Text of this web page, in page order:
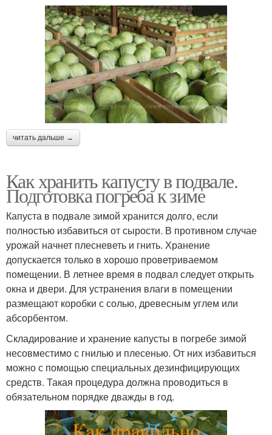
читать дальше →
Как хранить капусту в подвале.
Подготовка погреба к зиме
Капуста в подвале зимой хранится долго, если
полностью избавиться от сырости. В противном случае
урожай начнет плесневеть и гнить. Хранение
допускается только в хорошо проветриваемом
помещении. В летнее время в подвал следует открыть
окна и двери. Для устранения влаги в помещении
размещают коробки с солью, древесным углем или
абсорбентом.
Складирование и хранение капусты в погребе зимой
несовместимо с гнилью и плесенью. От них избавиться
можно с помощью специальных дезинфицирующих
средств. Такая процедура должна проводиться в
обязательном порядке дважды в год.